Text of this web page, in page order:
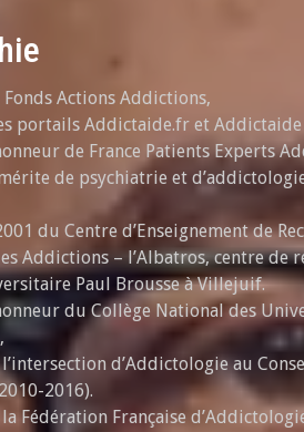
Actions Addictions,
portails Addictaide.fr et
de France Patients Experts
de psychiatrie et
du Centre d’Enseignement de
Addictions – l’Albatros, centre de
Paul Brousse à Villejuif.
du Collège National des
d’Addictologie au
2016).
Fédération Française